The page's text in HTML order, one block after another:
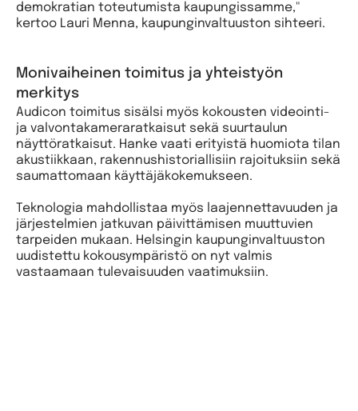
demokratian toteutumista kaupungissamme,"
kertoo Lauri Menna, kaupunginvaltuuston sihteeri.
Monivaiheinen toimitus ja yhteistyön
merkitys
Audicon toimitus sisälsi myös kokousten videointi-
ja valvontakameraratkaisut sekä suurtaulun
näyttöratkaisut. Hanke vaati erityistä huomiota tilan
akustiikkaan, rakennushistoriallisiin rajoituksiin sekä
saumattomaan käyttäjäkokemukseen.
Teknologia mahdollistaa myös laajennettavuuden ja
järjestelmien jatkuvan päivittämisen muuttuvien
tarpeiden mukaan. Helsingin kaupunginvaltuuston
uudistettu kokousympäristö on nyt valmis
vastaamaan tulevaisuuden vaatimuksiin.